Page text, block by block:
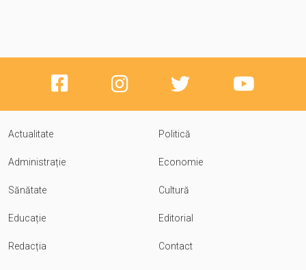
Actualitate Politică
Administrație Economie
Sănătate Cultură
Educație Editorial
Redacția Contact